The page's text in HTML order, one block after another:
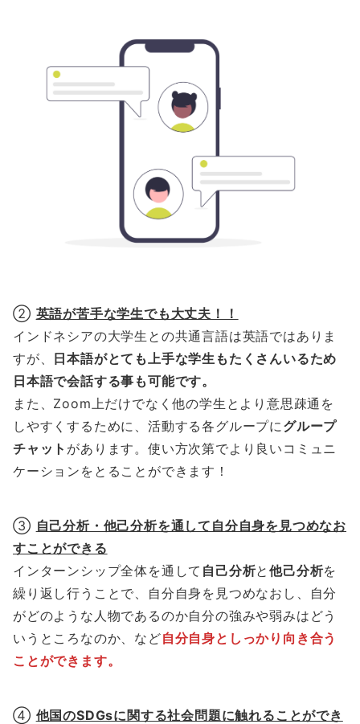
② 英語が苦手な学生でも大丈夫！！
インドネシアの大学生との共通言語は英語ではありま
すが、 日本語がとても上手な学生もたくさんいるため
日本語で会話する事も可能です。
また、Zoom上だけでなく他の学生とより意思疎通を
しやすくするために、活動する各グループに グループ
チャット があります。使い方次第でより良いコミュニ
ケーションをとることができます！
③ 自己分析・他己分析を通して自分自身を見つめなお
すことができる
インターンシップ全体を通して 自己分析と他己分析を
繰り返し行うことで、自分自身を見つめなおし、自分
がどのような人物であるのか自分の強みや弱みはどう
いうところなのか、など自分自身としっかり向き合う
ことができます。
④ 他国のSDGsに関する社会問題に触れることができ